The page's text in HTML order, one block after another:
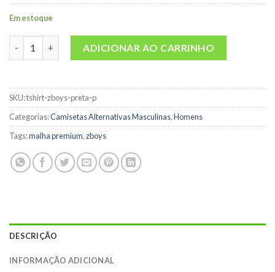
Em estoque
ADICIONAR AO CARRINHO
SKU:tshirt-zboys-preta-p
Categorias:Camisetas Alternativas Masculinas,Homens
Tags:malha premium,zboys
DESCRIÇÃO
INFORMAÇÃO ADICIONAL